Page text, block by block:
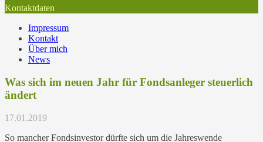
Kontaktdaten
Impressum
Kontakt
Über mich
News
Was sich im neuen Jahr für Fondsanleger steuerlich
ändert
17.01.2019
So mancher Fondsinvestor dürfte sich um die Jahreswende